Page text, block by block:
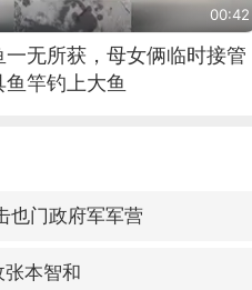
00:42
无所获，母女俩临时接管
竿钓上大鱼
也门政府军军营
本智和